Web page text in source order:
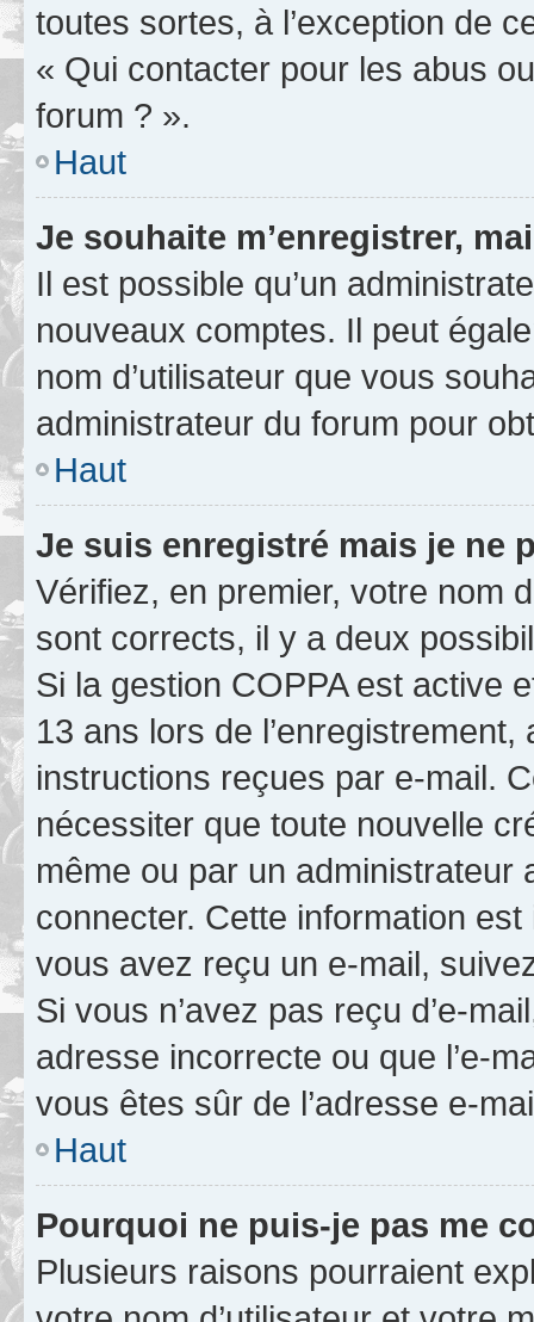
toutes sortes, à l’exception de
« Qui contacter pour les abus
forum ? ».
Haut
Je souhaite m’enregistrer,
Il est possible qu’un
nouveaux comptes. Il peut
nom d’utilisateur que vous
administrateur du forum pour
Haut
Je suis enregistré mais je ne
Vérifiez, en premier, votre nom
sont corrects, il y a deux
Si la gestion COPPA est active
13 ans lors de
instructions reçues par e-mail.
nécessiter que toute nouvelle
même ou par un
connecter. Cette information
vous avez reçu un e-mail,
Si vous n’avez pas reçu d’e-
adresse incorrecte ou que l’e-
vous êtes sûr de l’adresse e-
Haut
Pourquoi ne puis-je pas me
Plusieurs raisons pourraient